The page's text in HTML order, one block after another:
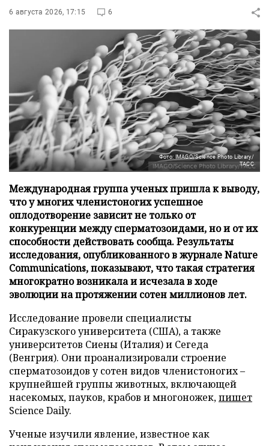
6 августа 2026, 17:15 6
Фото: IMAGO/Science Photo Library/
ТАСС
Международная группа ученых пришла к выводу,
что у многих членистоногих успешное
оплодотворение зависит не только от
конкуренции между сперматозоидами, но и от их
способности действовать сообща. Результаты
исследования, опубликованного в журнале Nature
Communications, показывают, что такая стратегия
многократно возникала и исчезала в ходе
эволюции на протяжении сотен миллионов лет.
Исследование провели специалисты
Сиракузского университета (США), а также
университетов Сиены (Италия) и Сегеда
(Венгрия). Они проанализировали строение
сперматозоидов у сотен видов членистоногих –
крупнейшей группы животных, включающей
насекомых, пауков, крабов и многоножек,пишет
Science Daily.
Ученые изучили явление, известное как